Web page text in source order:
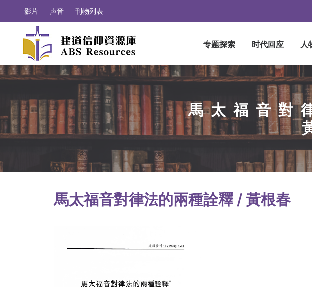
影片 声音 刊物列表
专题探索 时代回应 人
馬太福音對
馬太福音對律法的兩種詮釋 / 黃根春